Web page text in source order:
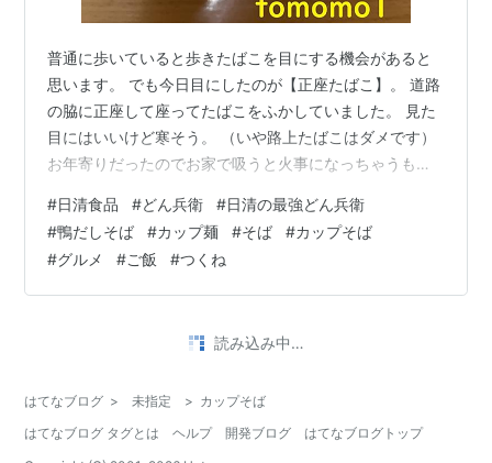
普通に歩いていると歩きたばこを目にする機会があると
思います。 でも今日目にしたのが【正座たばこ】。 道路
の脇に正座して座ってたばこをふかしていました。 見た
目にはいいけど寒そう。 （いや路上たばこはダメです）
お年寄りだったのでお家で吸うと火事になっちゃうもん
『日清の最強どん兵衛 鴨だしそば』です。 料理するのが
超面倒な日。 ご飯を研ぐ作業でさえ辛いと思う日。 そん
な時、買い置きしていたカップ麺を食べる。 しかも一足
先に年越しそば。 今年の最後もちゃんと食べる予定で
年に登場した【日清…
#日清食品 #どん兵衛 #日清の最強どん兵衛
#鴨だしそば #カップ麺 #そば #カップそば
#グルメ #ご飯 #つくね
英語の顔表情.airabuwo.blog • 3年前